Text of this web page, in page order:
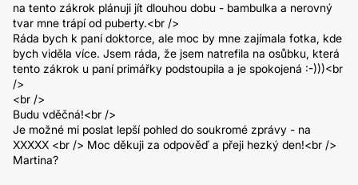
na tento zákrok plánuji jít dlouhou dobu - bambulka a nerovný
tvar mne trápí od puberty.<br />
Ráda bych k paní doktorce, ale moc by mne zajímala fotka, kde
bych viděla více. Jsem ráda, že jsem natrefila na osůbku, která
tento zákrok u paní primářky podstoupila a je spokojená :-)))<br
/>
<br />
Budu vděčná!<br />
Je možné mi poslat lepší pohled do soukromé zprávy - na
XXXXX <br /> Moc děkuji za odpověď a přeji hezký den!<br />
Martina?